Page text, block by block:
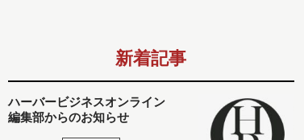
新着記事
ハーバービジネスオンライン
編集部からのお知らせ